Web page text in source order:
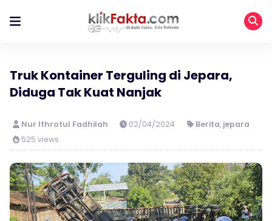
Truk Kontainer Terguling di Jepara,
Diduga Tak Kuat Nanjak
Nur Ithrotul Fadhilah 02/04/2024 Berita, jepara
525 views